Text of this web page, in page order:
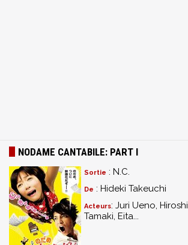
NODAME CANTABILE: PART I
Sortie : N.C.
De : Hideki Takeuchi
Acteurs: Juri Ueno, Hiroshi
Tamaki, Eita...